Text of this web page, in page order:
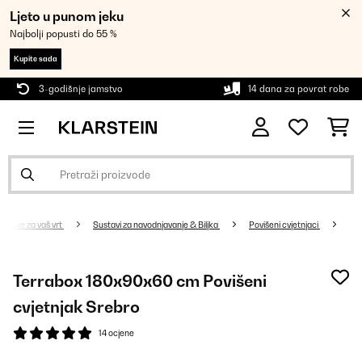
Ljeto u punom jeku
Najbolji popusti do 55 %
Kupite sada
3-godišnje jamstvo 14 dana za povrat robe
Sve za vaš vrt Sustavi za navodnjavanje & Biljka Povišeni cvjetnjaci
Terrabox 180x90x60 cm Povišeni
cvjetnjak Srebro
14 ocjene